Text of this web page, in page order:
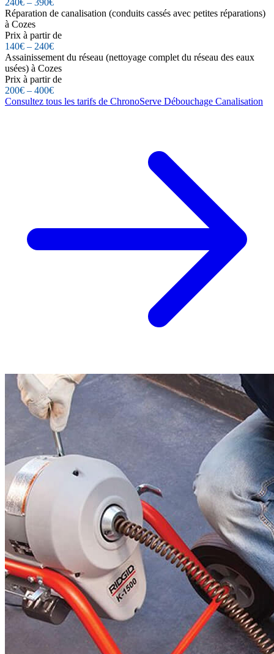
240€ – 390€
Réparation de canalisation (conduits cassés avec petites réparations)
à Cozes
Prix à partir de
140€ – 240€
Assainissement du réseau (nettoyage complet du réseau des eaux
usées) à Cozes
Prix à partir de
200€ – 400€
Consultez tous les tarifs de ChronoServe Débouchage Canalisation